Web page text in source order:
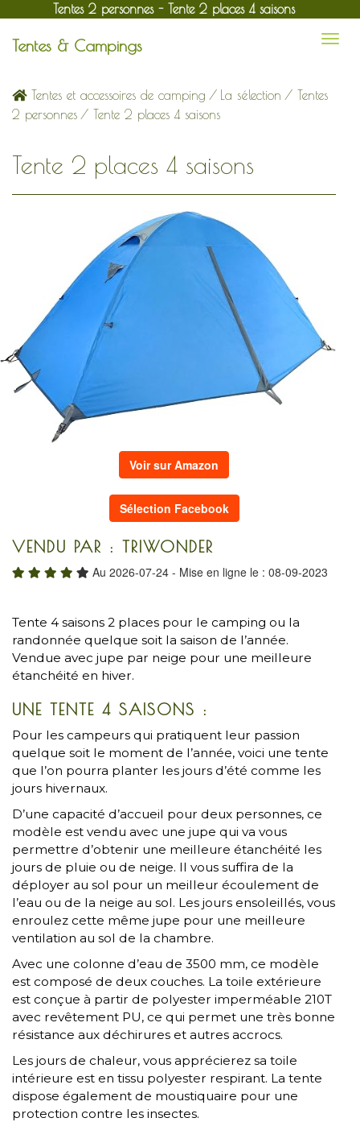
Tentes 2 personnes - Tente 2 places 4 saisons
Tentes & Campings
Tentes et accessoires de camping / La sélection / Tentes
2 personnes / Tente 2 places 4 saisons
Tente 2 places 4 saisons
Voir sur Amazon
Sélection Facebook
VENDU PAR : TRIWONDER
Au 2026-07-24 - Mise en ligne le : 08-09-2023
Tente 4 saisons 2 places pour le camping ou la
randonnée quelque soit la saison de l’année.
Vendue avec jupe par neige pour une meilleure
étanchéité en hiver.
UNE TENTE 4 SAISONS :
Pour les campeurs qui pratiquent leur passion
quelque soit le moment de l’année, voici une tente
que l’on pourra planter les jours d’été comme les
jours hivernaux.
D’une capacité d’accueil pour deux personnes, ce
modèle est vendu avec une jupe qui va vous
permettre d’obtenir une meilleure étanchéité les
jours de pluie ou de neige. Il vous suffira de la
déployer au sol pour un meilleur écoulement de
l’eau ou de la neige au sol. Les jours ensoleillés, vous
enroulez cette même jupe pour une meilleure
ventilation au sol de la chambre.
Avec une colonne d’eau de 3500 mm, ce modèle
est composé de deux couches. La toile extérieure
est conçue à partir de polyester imperméable 210T
avec revêtement PU, ce qui permet une très bonne
résistance aux déchirures et autres accrocs.
Les jours de chaleur, vous apprécierez sa toile
intérieure est en tissu polyester respirant. La tente
dispose également de moustiquaire pour une
protection contre les insectes.